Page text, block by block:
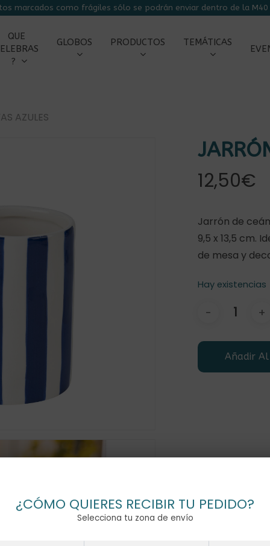
marcados como frágiles sólo se podrán enviar dentro de la M40
QUE
?
GLOBOS PRODUCTOS TEMÁTICAS
AZULES
12,50€
Jarrón de
9,5 x 13,5 cm.
de mesa y
Hay existencias
Añadir
¿CÓMO QUIERES RECIBIR TU PEDIDO?
Selecciona tu zona de envío